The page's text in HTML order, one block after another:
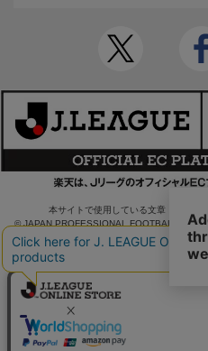
本サイトで使用している文章・画像等
© JAPAN PROFESSIONAL FOOTBALL